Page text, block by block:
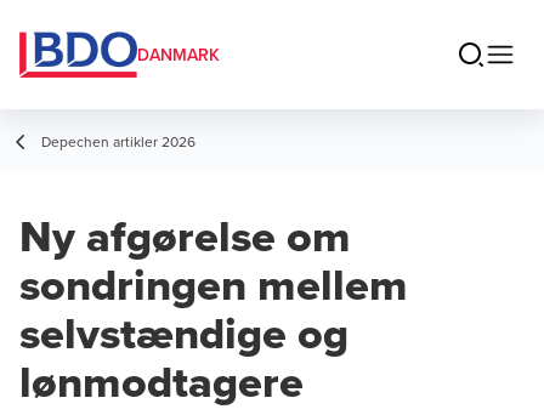
DANMARK
Depechen artikler 2026
Ny afgørelse om
sondringen mellem
selvstændige og
lønmodtagere